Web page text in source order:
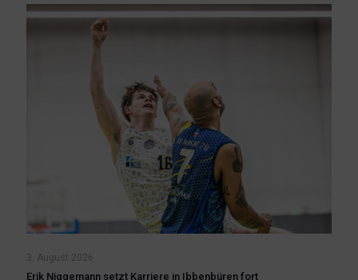
3. August 2026
Erik Niggemann setzt Karriere in Ibbenbüren fort